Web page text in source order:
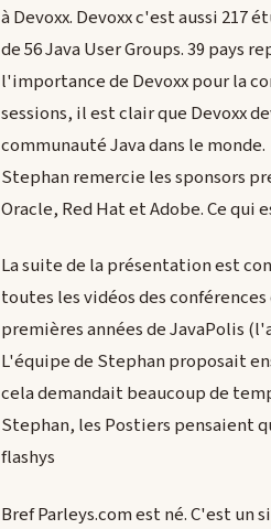
à Devoxx. Devoxx c'est aussi 217
de 56 Java User Groups. 39 pays
l'importance de Devoxx pour la
sessions, il est clair que Devoxx
communauté Java dans le monde.
Stephan remercie les sponsors
Oracle, Red Hat et Adobe. Ce qui
La suite de la présentation est
toutes les vidéos des
premières années de JavaPolis
L'équipe de Stephan proposait
cela demandait beaucoup de
Stephan, les Postiers pensaient
flashys
Bref Parleys.com est né. C'est un